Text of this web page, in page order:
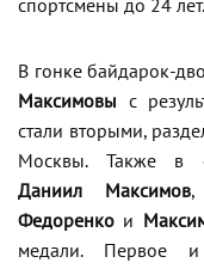
спортсмены до 24 лет.
В гонке байдарок-
Максимовы с
стали вторыми,
Москвы. Также в
Даниил Максимов,
Федоренко и
медали. Первое и